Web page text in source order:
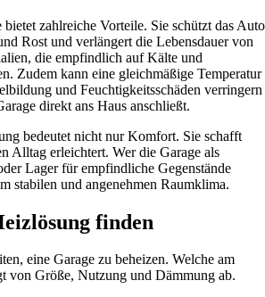
bietet zahlreiche Vorteile. Sie schützt das Auto
Rost und verlängert die Lebensdauer von
die empfindlich auf Kälte und
Zudem kann eine gleichmäßige Temperatur
und Feuchtigkeitsschäden verringern
direkt ans Haus anschließt.
bedeutet nicht nur Komfort. Sie schafft
Alltag erleichtert. Wer die Garage als
Lager für empfindliche Gegenstände
stabilen und angenehmen Raumklima.
finden
eine Garage zu beheizen. Welche am
von Größe, Nutzung und Dämmung ab.